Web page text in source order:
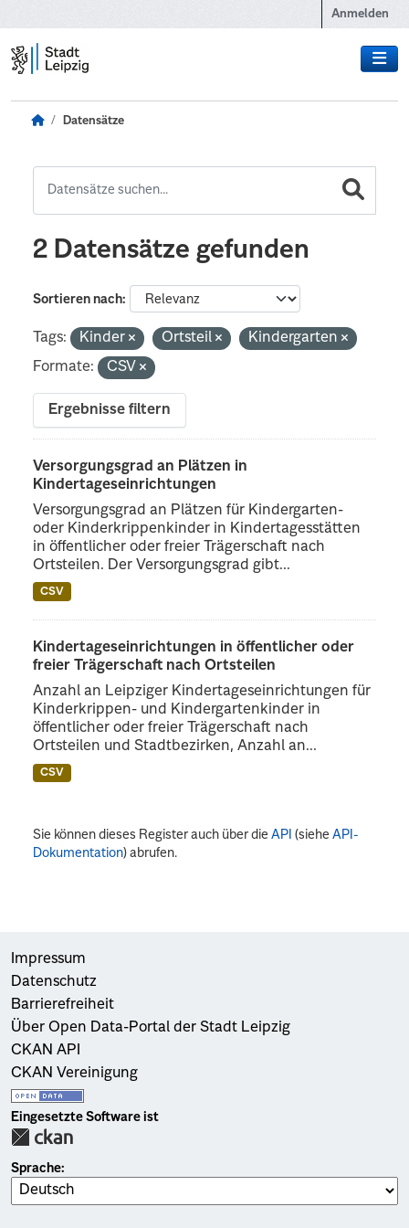
Anmelden
Datensätze
2 Datensätze gefunden
Sortieren nach
Tags: Kinder Ortsteil
Kindergarten
Formate:
CSV
Ergebnisse filtern
Versorgungsgrad an Plätzen in
Kindertageseinrichtungen
Versorgungsgrad an Plätzen für Kindergarten-
oder Kinderkrippenkinder in Kindertagesstätten
in öffentlicher oder freier Trägerschaft nach
Ortsteilen. Der Versorgungsgrad gibt...
CSV
Kindertageseinrichtungen in öffentlicher oder
freier Trägerschaft nach Ortsteilen
Anzahl an Leipziger Kindertageseinrichtungen für
Kinderkrippen- und Kindergartenkinder in
öffentlicher oder freier Trägerschaft nach
Ortsteilen und Stadtbezirken, Anzahl an...
CSV
Sie können dieses Register auch über dieAPI (sieheAPI-
Dokumentation) abrufen.
Impressum
Datenschutz
Barrierefreiheit
Über Open Data-Portal der Stadt Leipzig
CKAN API
CKAN Vereinigung
Eingesetzte Software ist
Sprache